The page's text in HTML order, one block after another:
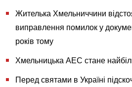
Жителька Хмельниччини
виправлення помилок у
років тому
Хмельницька АЕС стане
Перед святами в Україні